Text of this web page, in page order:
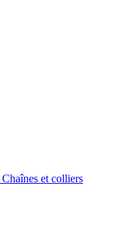
Chaînes et colliers